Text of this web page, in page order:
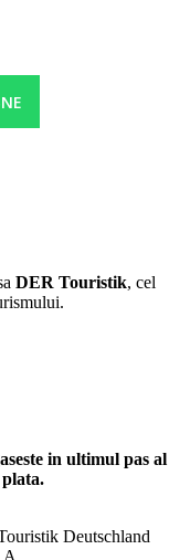
DER Touristik, cel
in ultimul pas al
Deutschland